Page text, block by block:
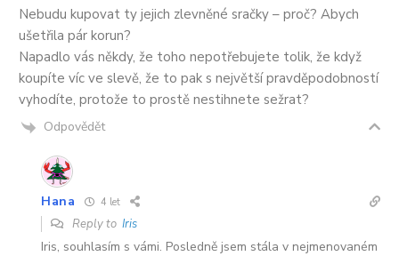
Nebudu kupovat ty jejich zlevněné sračky – proč? Abych
ušetřila pár korun?
Napadlo vás někdy, že toho nepotřebujete tolik, že když
koupíte víc ve slevě, že to pak s největší pravděpodobností
vyhodíte, protože to prostě nestihnete sežrat?
Odpovědět
Hana 4 let
Reply to Iris
Iris, souhlasím s vámi. Posledně jsem stála v nejmenovaném